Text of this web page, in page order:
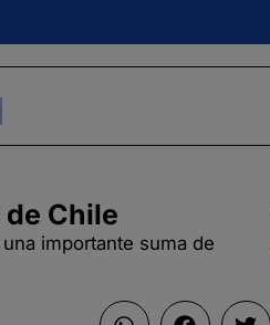
Chile
importante suma de